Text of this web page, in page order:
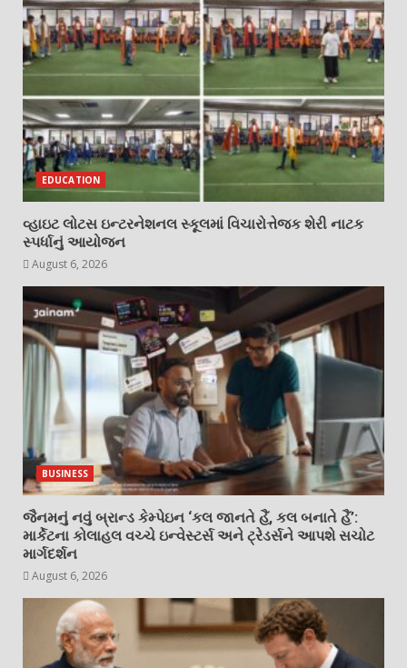
EDUCATION
વ્હાઇટ લોટસ ઇન્ટરનેશનલ સ્કૂલમાં વિચારોત્તેજક શેરી નાટક
સ્પર્ધાનું આયોજન
August 6, 2026
BUSINESS
જૈનમનું નવું બ્રાન્ડ કેમ્પેઇન ‘કલ જાનતે હૈં, કલ બનાતે હૈં’:
માર્કેટના કોલાહલ વચ્ચે ઇન્વેસ્ટર્સ અને ટ્રેડર્સને આપશે સચોટ
માર્ગદર્શન
August 6, 2026